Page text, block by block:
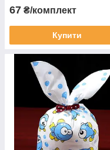
67 ₴/комплект
Купити